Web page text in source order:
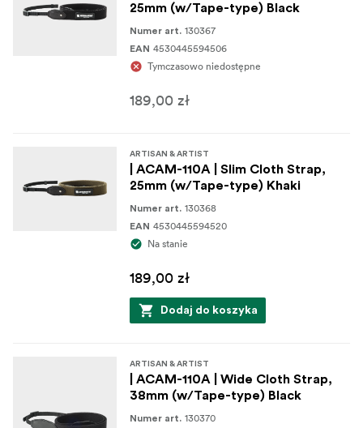
25mm (w/Tape-type) Black
Numer art. 130367
EAN 4530445594506
Tymczasowo niedostępne
189,00 zł
ARTISAN & ARTIST
| ACAM-110A | Slim Cloth Strap,
25mm (w/Tape-type) Khaki
Numer art. 130368
EAN 4530445594520
Na stanie
189,00 zł
Dodaj do koszyka
ARTISAN & ARTIST
| ACAM-110A | Wide Cloth Strap,
38mm (w/Tape-type) Black
Numer art. 130370